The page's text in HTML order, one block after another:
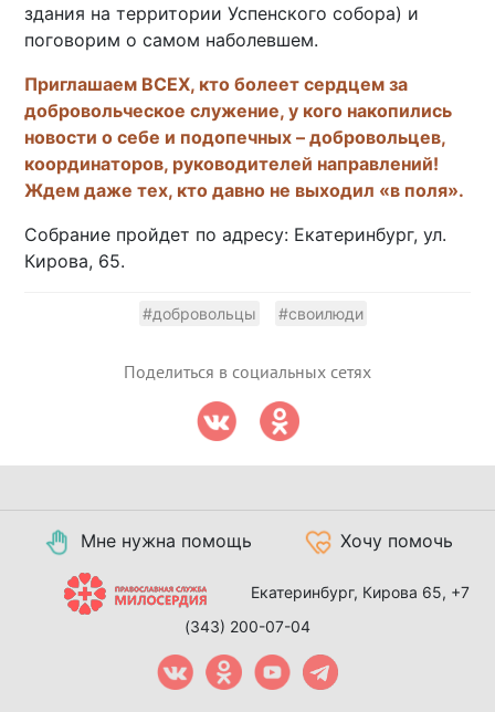
здания на территории Успенского собора) и
поговорим о самом наболевшем.
Приглашаем ВСЕХ, кто болеет сердцем за
добровольческое служение, у кого накопились
новости о себе и подопечных – добровольцев,
координаторов, руководителей направлений!
Ждем даже тех, кто давно не выходил «в поля».
Собрание пройдет по адресу: Екатеринбург, ул.
Кирова, 65.
#добровольцы #своилюди
Поделиться в социальных сетях
Мне нужна помощь Хочу помочь
Екатеринбург, Кирова 65, +7
(343) 200-07-04